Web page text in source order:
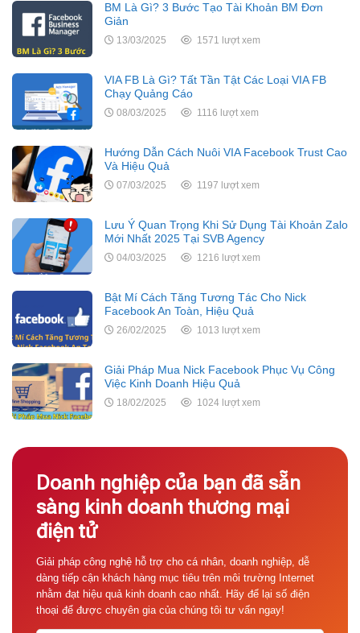
BM Là Gì? 3 Bước Tạo Tài Khoản BM Đơn
Giản
13/03/2025 1571 lượt xem
VIA FB Là Gì? Tất Tần Tật Các Loại VIA FB
Chạy Quảng Cáo
08/03/2025 1116 lượt xem
Hướng Dẫn Cách Nuôi VIA Facebook Trust Cao
Và Hiệu Quả
07/03/2025 1197 lượt xem
Lưu Ý Quan Trọng Khi Sử Dụng Tài Khoản Zalo
Mới Nhất 2025 Tại SVB Agency
04/03/2025 1216 lượt xem
Bật Mí Cách Tăng Tương Tác Cho Nick
Facebook An Toàn, Hiệu Quả
26/02/2025 1013 lượt xem
Giải Pháp Mua Nick Facebook Phục Vụ Công
Việc Kinh Doanh Hiệu Quả
18/02/2025 1024 lượt xem
Doanh nghiệp của bạn đã sẵn
sàng kinh doanh thương mại
điện tử
Giải pháp công nghệ hỗ trợ cho cá nhân, doanh nghiệp, dễ
dàng tiếp cận khách hàng mục tiêu trên môi trường Internet
nhằm đạt hiệu quả kinh doanh cao nhất. Hãy để lại số điện
thoại để được chuyên gia của chúng tôi tư vấn ngay!